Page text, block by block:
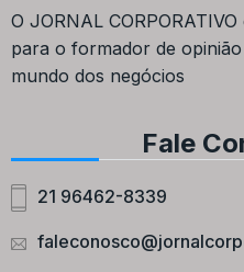
O JORNAL
para o formador de
mundo dos negócios
Fale
21 96462-8339